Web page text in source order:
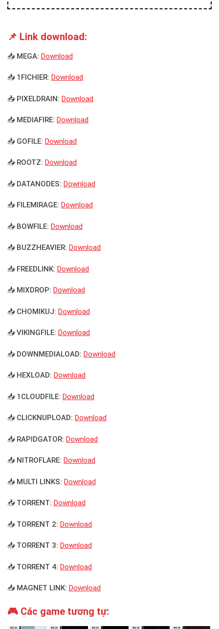
📌 Link download:
📥 MEGA: Download
📥 1FICHIER: Download
📥 PIXELDRAIN: Download
📥 MEDIAFIRE: Download
📥 GOFILE: Download
📥 ROOTZ: Download
📥 DATANODES: Download
📥 FILEMIRAGE: Download
📥 BOWFILE: Download
📥 BUZZHEAVIER: Download
📥 FREEDLINK: Download
📥 MIXDROP: Download
📥 CHOMIKUJ: Download
📥 VIKINGFILE: Download
📥 DOWNMEDIALOAD: Download
📥 HEXLOAD: Download
📥 1CLOUDFILE: Download
📥 CLICKNUPLOAD: Download
📥 RAPIDGATOR: Download
📥 NITROFLARE: Download
📥 MULTI LINKS: Download
📥 TORRENT: Download
📥 TORRENT 2: Download
📥 TORRENT 3: Download
📥 TORRENT 4: Download
📥 MAGNET LINK: Download
🎮 Các game tương tự: